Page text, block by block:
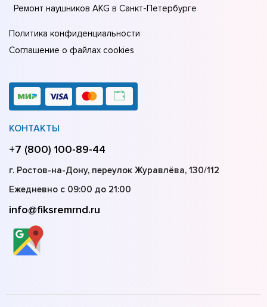
Ремонт наушников AKG в Санкт-Петербурге
Политика конфиденциальности
Соглашение о файлах cookies
КОНТАКТЫ
+7 (800) 100-89-44
г. Ростов-на-Дону, переулок Журавлёва, 130/112
Ежедневно с 09:00 до 21:00
info@fiksremrnd.ru